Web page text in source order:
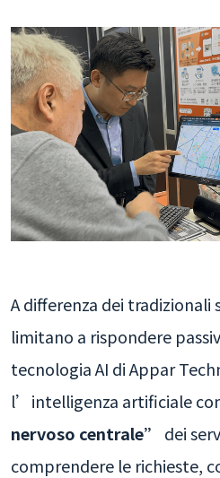
A differenza dei tradizionali
limitano a rispondere
tecnologia AI di Appar
l’intelligenza artificiale
nervoso centrale”
dei
comprendere le richieste,